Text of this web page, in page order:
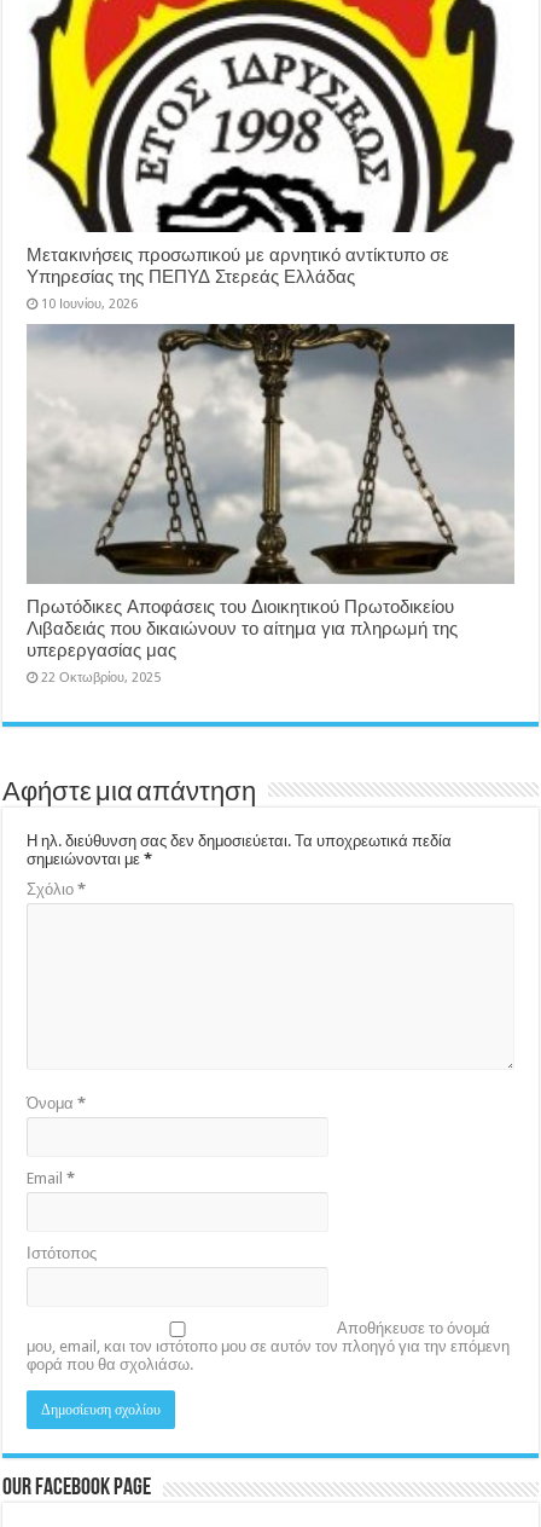
Μετακινήσεις προσωπικού με αρνητικό αντίκτυπο σε
Υπηρεσίας της ΠΕΠΥΔ Στερεάς Ελλάδας
10 Ιουνίου, 2026
Πρωτόδικες Αποφάσεις του Διοικητικού Πρωτοδικείου
Λιβαδειάς που δικαιώνουν το αίτημα για πληρωμή της
υπερεργασίας μας
22 Οκτωβρίου, 2025
Αφήστε μια απάντηση
Η ηλ. διεύθυνση σας δεν δημοσιεύεται. Τα υποχρεωτικά πεδία
σημειώνονται με*
Σχόλιο*
Όνομα*
Email*
Ιστότοπος
Αποθήκευσε το όνομά
μου, email, και τον ιστότοπο μου σε αυτόν τον πλοηγό για την επόμενη
φορά που θα σχολιάσω.
Our Facebook Page